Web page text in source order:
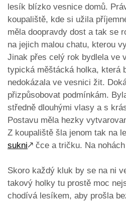
lesík blízko vesnice domů.
koupaliště, kde si užila
měla doopravdy dost a tak se
na jejich malou chatu, kterou
Jinak přes celý rok bydlela ve
typická měštácká holka, která
nedokázala ve vesnici žit.
přizpůsobovat podmínkám.
středně dlouhými vlasy a s
Postavu měla hezky
Z koupaliště šla jenom tak na
sukni🡕 čce a tričku. Na
Skoro každý kluk by se na ni
takový holky tu prostě moc
chodívá lesíkem, aby prošla